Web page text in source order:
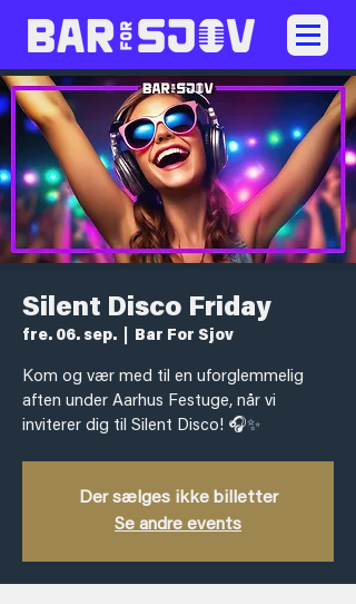
Silent Disco Friday
fre. 06. sep. Bar For Sjov
Kom og vær med til en uforglemmelig
aften under Aarhus Festuge, når vi
inviterer dig til Silent Disco! 🎧✨
Der sælges ikke billetter
Se andre events